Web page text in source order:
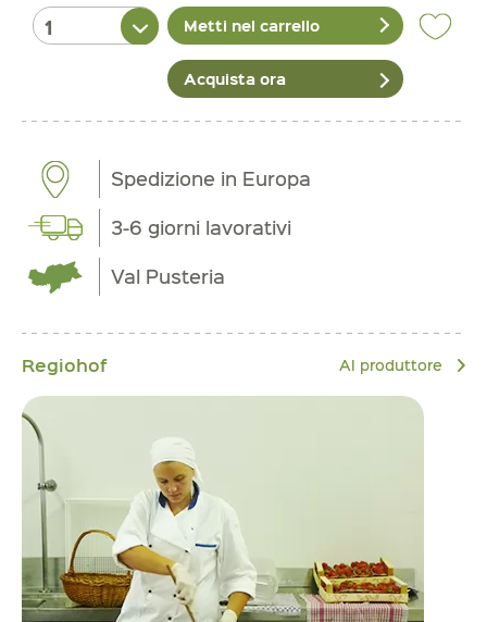
Metti nel carrello
Acquista ora
Spedizione in Europa
3-6 giorni lavorativi
Val Pusteria
Regiohof Al produttore